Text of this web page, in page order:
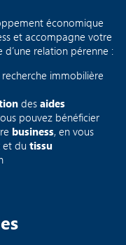
économique
et accompagne votre
relation pérenne :
immobilière
desaides
pouvez bénéficier
business, en vous
et dutissu